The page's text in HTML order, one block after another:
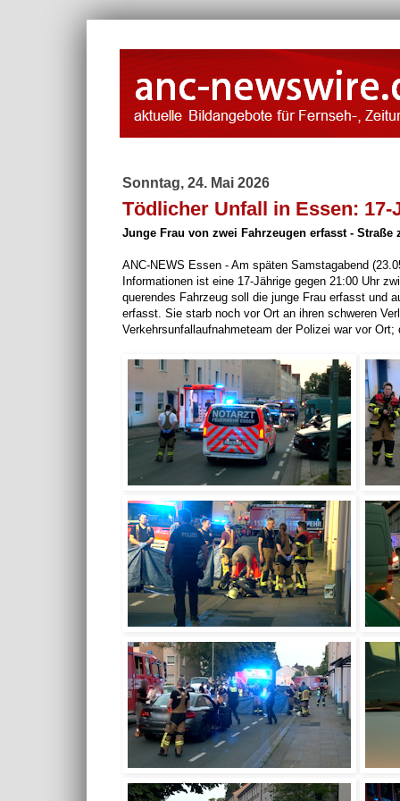
Sonntag, 24. Mai 2026
Tödlicher Unfall in Essen:
Junge Frau von zwei Fahrzeugen erfasst -
ANC-NEWS Essen - Am späten Samstagabend
Informationen ist eine 17-Jährige gegen 21:00 Uhr
querendes Fahrzeug soll die junge Frau erfasst und
erfasst. Sie starb noch vor Ort an ihren schweren
Verkehrsunfallaufnahmeteam der Polizei war vor